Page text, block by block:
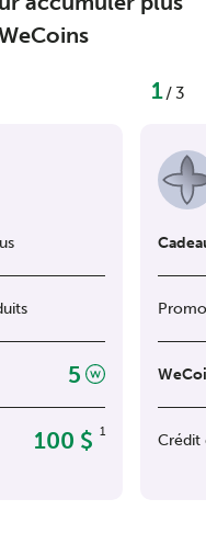
1/3
5
100 $ 1